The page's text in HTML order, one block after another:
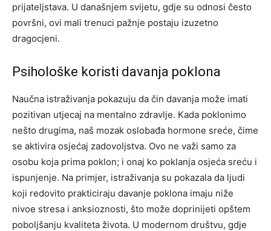
prijateljstava. U današnjem svijetu, gdje su odnosi često
površni, ovi mali trenuci pažnje postaju izuzetno
dragocjeni.
Psihološke koristi davanja poklona
Naučna istraživanja pokazuju da čin davanja može imati
pozitivan utjecaj na mentalno zdravlje. Kada poklonimo
nešto drugima, naš mozak oslobađa hormone sreće, čime
se aktivira osjećaj zadovoljstva. Ovo ne važi samo za
osobu koja prima poklon; i onaj ko poklanja osjeća sreću i
ispunjenje. Na primjer, istraživanja su pokazala da ljudi
koji redovito prakticiraju davanje poklona imaju niže
nivoe stresa i anksioznosti, što može doprinijeti opštem
poboljšanju kvaliteta života. U modernom društvu, gdje